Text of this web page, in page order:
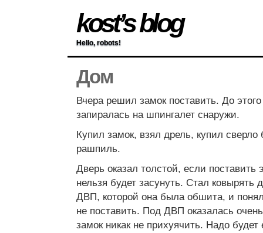
kost’s blog
Hello, robots!
Дом
Вчера решил замок поставить. До
запиралась на шпингалет снаружи.
Купил замок, взял дрель, купил
рашпиль.
Дверь оказал толстой, если поставить
нельзя будет засунуть. Стал ковырять
ДВП, которой она была обшита, и
не поставить. Под ДВП оказалась
замок никак не прихуячить. Надо будет